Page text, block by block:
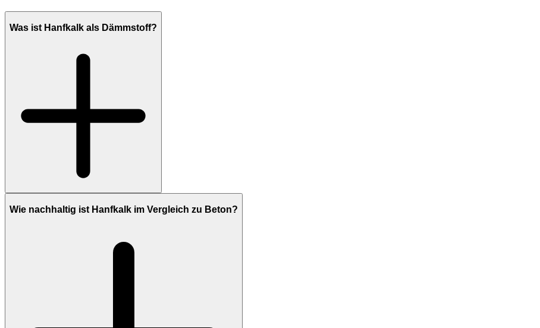
Was ist Hanfkalk als Dämmstoff?
Wie nachhaltig ist Hanfkalk im Vergleich zu Beton?